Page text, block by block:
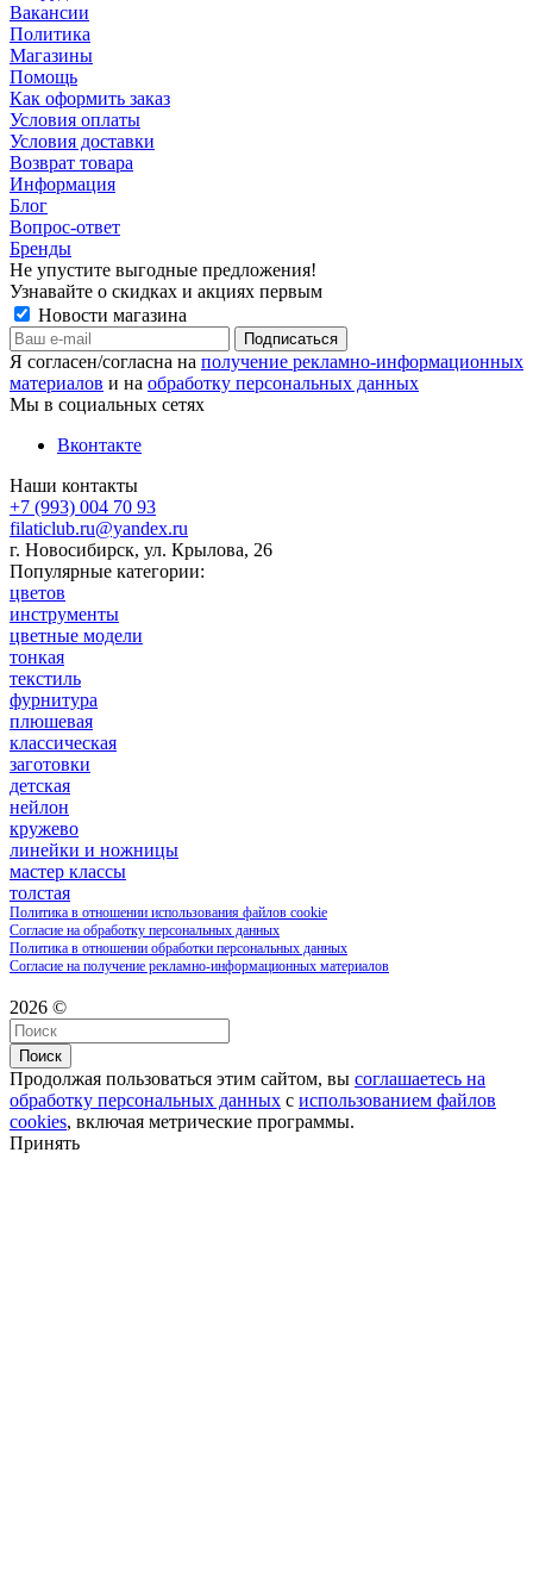
Вакансии
Политика
Магазины
Помощь
Как оформить заказ
Условия оплаты
Условия доставки
Возврат товара
Информация
Блог
Вопрос-ответ
Бренды
Не упустите выгодные предложения!
Узнавайте о скидках и акциях первым
Новости магазина
Я согласен/согласна на получение рекламно-информационных
материалов и на обработку персональных данных
Мы в социальных сетях
Вконтакте
Наши контакты
+7 (993) 004 70 93
filaticlub.ru@yandex.ru
г. Новосибирск, ул. Крылова, 26
Популярные категории:
цветов
инструменты
цветные модели
тонкая
текстиль
фурнитура
плюшевая
классическая
заготовки
детская
нейлон
кружево
линейки и ножницы
мастер классы
толстая
Политика в отношении использования файлов cookie
Согласие на обработку персональных данных
Политика в отношении обработки персональных данных
Согласие на получение рекламно-информационных материалов
2026 ©
Поиск
Продолжая пользоваться этим сайтом, вы соглашаетесь на
обработку персональных данных с использованием файлов
cookies, включая метрические программы.
Принять